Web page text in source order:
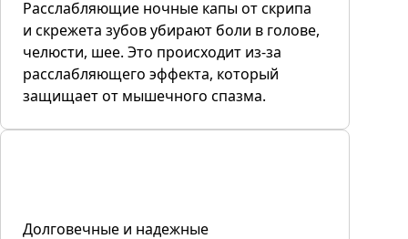
Расслабляющие ночные капы от скрипа
и скрежета зубов убирают боли в голове,
челюсти, шее. Это происходит из-за
расслабляющего эффекта, который
защищает от мышечного спазма.
Долговечные и надежные